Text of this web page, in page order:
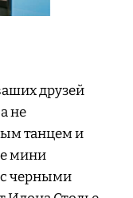
друзей
не
танцем и
мини
с черными